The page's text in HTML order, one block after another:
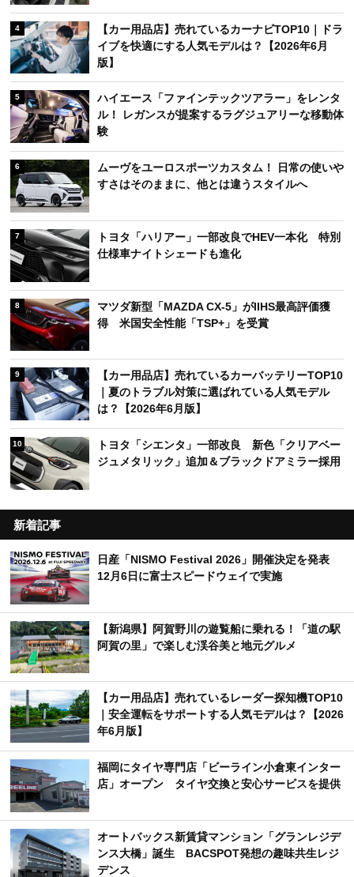
4
【カー用品店】売れているカーナビTOP10｜ドラ
イブを快適にする人気モデルは？【2026年6月
版】
5
ハイエース「ファインテックツアラー」をレンタ
ル！ レガンスが提案するラグジュアリーな移動体
験
6
ムーヴをユーロスポーツカスタム！ 日常の使いや
すさはそのままに、他とは違うスタイルへ
7
トヨタ「ハリアー」一部改良でHEV一本化 特別
仕様車ナイトシェードも進化
8
マツダ新型「MAZDA CX-5」がIIHS最高評価獲
得 米国安全性能「TSP+」を受賞
9
【カー用品店】売れているカーバッテリーTOP10
｜夏のトラブル対策に選ばれている人気モデル
は？【2026年6月版】
10
トヨタ「シエンタ」一部改良 新色「クリアベー
ジュメタリック」追加＆ブラックドアミラー採用
新着記事
日産「NISMO Festival 2026」開催決定を発表
12月6日に富士スピードウェイで実施
【新潟県】阿賀野川の遊覧船に乗れる！「道の駅
阿賀の里」で楽しむ渓谷美と地元グルメ
【カー用品店】売れているレーダー探知機TOP10
｜安全運転をサポートする人気モデルは？【2026
年6月版】
福岡にタイヤ専門店「ビーライン小倉東インター
店」オープン タイヤ交換と安心サービスを提供
オートバックス新賃貸マンション「グランレジデ
ンス大橋」誕生 BACSPOT発想の趣味共生レジ
デンス